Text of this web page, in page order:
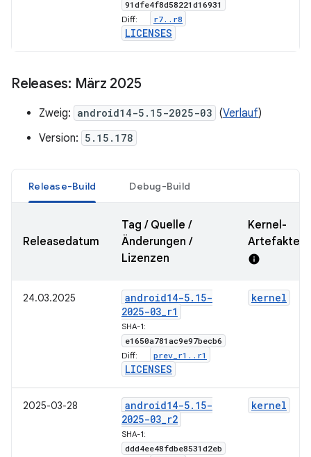
91dfe4f8d58221d16931
Diff: r7. . r8
LICENSES
Releases: März 2025
Zweig: android14-5.15-2025-03 (Verlauf)
Version: 5.15.178
Release-Build Debug-Build
Releasedatum
Tag / Quelle /
Änderungen /
Lizenzen
Kernel-
Artefakte-
info
24.03.2025 android14-5. 15-
2025-03_r1
SHA-1:
e1650a781ac9e97becb6
Diff: prev r1 . . r1
LICENSES
kernel
2025-03-28 android14-5. 15-
2025-03_r2
SHA-1:
ddd4ee48fdbe8531d2eb
kernel